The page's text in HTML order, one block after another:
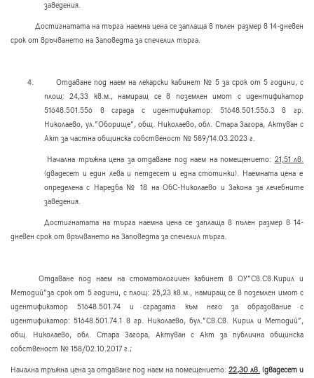
заведения.
Достигнатата на търга наемна цена се заплаща в пълен размер в 14-дневен
срок от връчването на Заповедта за спечелил търга.
4.
Отдаване под наем на лекарски кабинет № 5 за срок от 5 години, с
площ: 24,33 кв.м., намиращ се в поземлен имот с идентификатор
51648.501.556 в сграда с идентификатор: 51648.501.556.3 в гр.
Николаево, ул.”Оборище”, общ. Николаево, обл. Стара Загора, Актуван с
Акт за частна общинска собственост № 589/14.03.2023 г.
Начална тръжна цена за отдаване под наем на помещението: 21,51 лв.
(двадесет и един лева и петдесет и една стотинки). Наемната цена е
определена с Наредба № 18 на ОбС-Николаево и Закона за лечебните
заведения.
Достигнатата на търга наемна цена се заплаща в пълен размер в 14-
дневен срок от връчването на Заповедта за спечелил търга.
Отдаване под наем на стоматологичен кабинет в ОУ”Св.Св.Кирил и
Методий”за срок от 5 години, с площ: 25,23 кв.м., намиращ се в поземлен имот с
идентификатор 51648.501.74 и сградата към него за образование с
идентификатор: 51648.501.74.1 в гр. Николаево, бул.”Св.Св. Кирил и Методий”,
общ. Николаево, обл. Стара Загора, Актуван с Акт за публична общинска
собственост № 158/02.10.2017 г.;
Начална тръжна цена за отдаване под наем на помещението: 22,30 лв. (двадесет и